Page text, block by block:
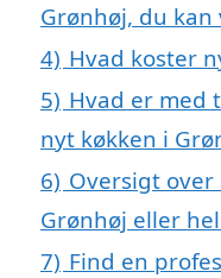
Grønhøj, du
4) Hvad koster
5) Hvad er med
nyt køkken i
6) Oversigt
Grønhøj eller
7) Find en